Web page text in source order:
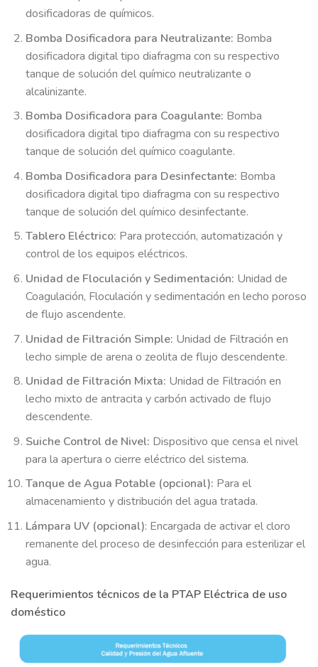
dosificadoras de químicos.
Bomba Dosificadora para Neutralizante: Bomba
dosificadora digital tipo diafragma con su respectivo
tanque de solución del químico neutralizante o
alcalinizante.
Bomba Dosificadora para Coagulante: Bomba
dosificadora digital tipo diafragma con su respectivo
tanque de solución del químico coagulante.
Bomba Dosificadora para Desinfectante: Bomba
dosificadora digital tipo diafragma con su respectivo
tanque de solución del químico desinfectante.
Tablero Eléctrico: Para protección, automatización y
control de los equipos eléctricos.
Unidad de Floculación y Sedimentación: Unidad de
Coagulación, Floculación y sedimentación en lecho poroso
de flujo ascendente.
Unidad de Filtración Simple: Unidad de Filtración en
lecho simple de arena o zeolita de flujo descendente.
Unidad de Filtración Mixta: Unidad de Filtración en
lecho mixto de antracita y carbón activado de flujo
descendente.
Suiche Control de Nivel: Dispositivo que censa el nivel
para la apertura o cierre eléctrico del sistema.
Tanque de Agua Potable (opcional): Para el
almacenamiento y distribución del agua tratada.
Lámpara UV (opcional): Encargada de activar el cloro
remanente del proceso de desinfección para esterilizar el
agua.
Requerimientos técnicos de la PTAP Eléctrica de uso
doméstico